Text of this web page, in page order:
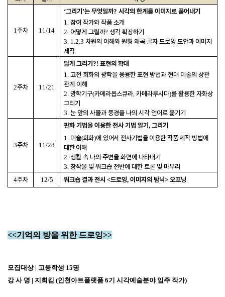
1주차 11/14
‘그리기 ’는 무엇일까? 시각의 한계를 이미지로 풀어내기
1. 참여 작가와 작품 소개
2. 어떻게 그릴까? 생각 확장하기
3. 1.2.3 차원의 이해와 원형 왜곡 글자 드로잉 도안과 이미지
제작
2주차 11/21
닮게 그리기 ?! 표현의 확대
1. 고전 회화의 광학을 응용한 표현 방법과 현대 미술의 상관
관계 이해
2. 광학기구(카메라옵스큐라, 카메라루시다)를 활용한 자화상
그리기
3. 눈 앞의 사물과 풍경을 나의 시각 언어로 옮기기
3주차 11/28
판화 기법을 이용한 전사 기법 알기 , 그리기
1. 미술(회화)에 있어서 전사기법을 이용한 작품 제작 방법에
대한 이해
2. 생활 속 나의 주변을 화면에 나타내기
3. 창작물 및 워크숍 전반에 대한 토론 및 마무리
4주차 12/5 워크숍 결과 전시 <드로잉, 이미지의 탐닉> 오프닝
<<기억의 방을 위한 드로잉>>
모집대상 | 고등학생 15명
강 사 명 | 지희킴 (인천아트플랫폼 6기 시각예술분야 입주 작가)